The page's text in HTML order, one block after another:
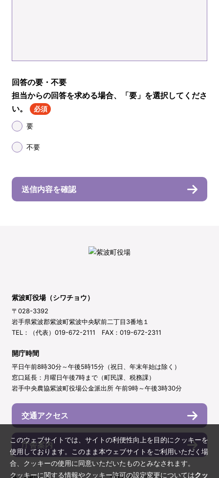
回答の要・不要
担当からの回答を求める場合、「要」を選択してくださ
い。
必須
要
不要
送信内容を確認
紫波町役場（シワチョウ）
〒028-3392
岩手県紫波郡紫波町紫波中央駅前二丁目3番地１
TEL：（代表）019-672-2111 FAX：019-672-2311
開庁時間
平日午前8時30分～午後5時15分（祝日、年末年始は除く）
窓口延長：月曜日午後7時まで（町民課、税務課）
岩手中央農協紫波町役場公金派出所 午前9時～午後3時30分
交通アクセス
庁舎案内
このウェブサイトでは、サイトの利便性向上を目的にクッキーを
使用しております。このまま本ウェブサイトをご利用いただく場
合、クッキーの使用に同意いただいたものとみなされます。
クッキーに関する情報やクッキー許可の設定変更についてはクッ